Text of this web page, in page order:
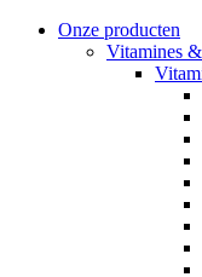
Onze producten
Vitamines